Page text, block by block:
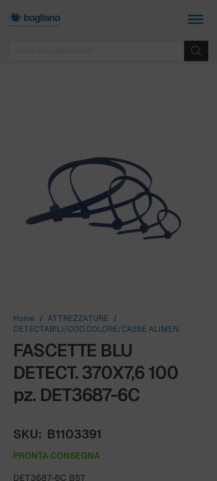
Home / ATTREZZATURE /
DETECTABILI/COD.COLORE/CASSE ALIMEN
FASCETTE BLU
DETECT. 370X7,6 100
pz. DET3687-6C
SKU: B1103391
PRONTA CONSEGNA
DET3687-6C BST